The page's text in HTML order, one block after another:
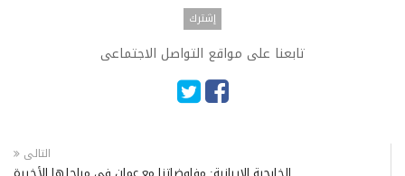
تابعنا على مواقع التواصل الاجتماعى
التالى